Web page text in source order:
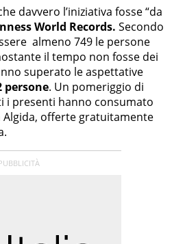
davvero l’iniziativa fosse “da
World Records. Secondo
almeno 749 le persone
il tempo non fosse dei
superato le aspettative
persone. Un pomeriggio di
i presenti hanno consumato
offerte gratuitamente